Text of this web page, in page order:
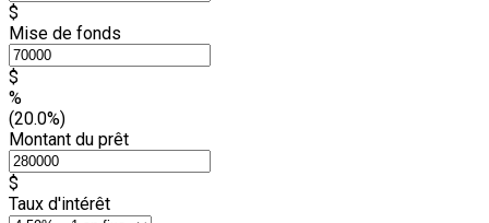
$
Mise de fonds
$
%
(20.0%)
Montant du prêt
$
Taux d'intérêt